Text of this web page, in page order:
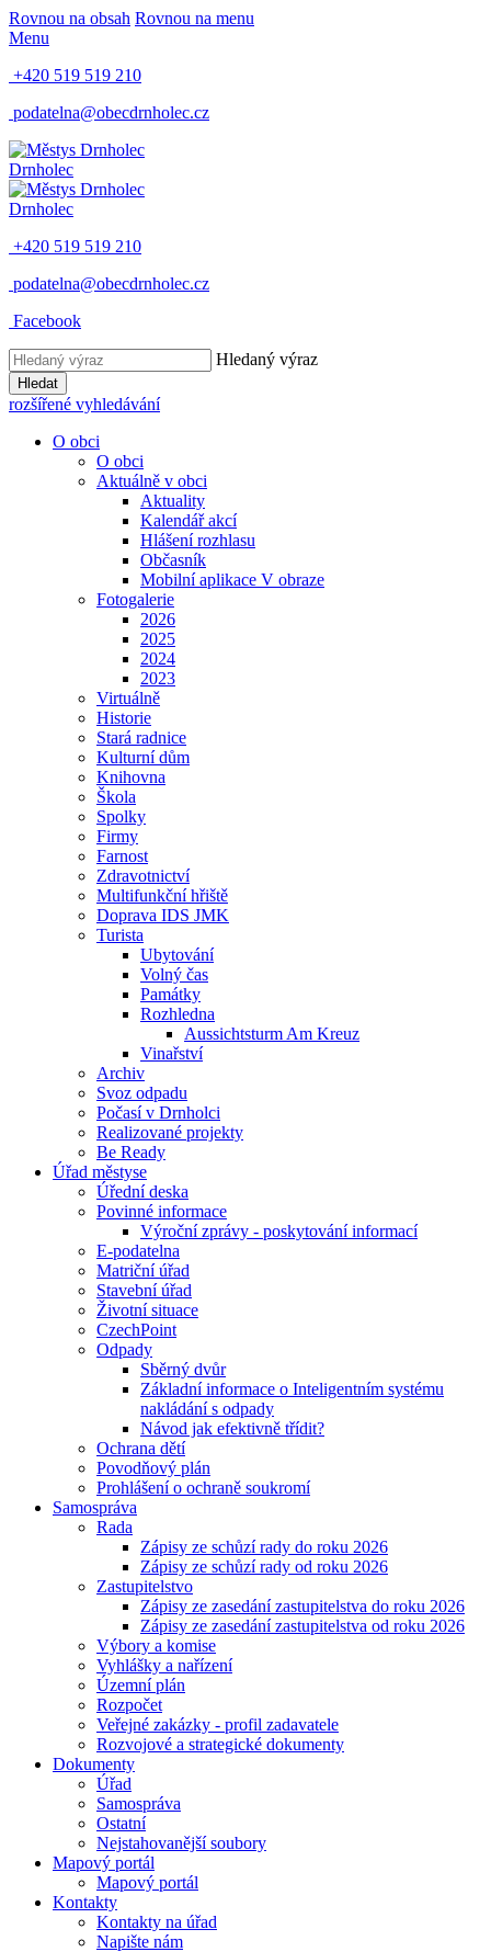
Rovnou na obsah Rovnou na menu
Menu
+420 519 519 210
podatelna@obecdrnholec.cz
Drnholec
Drnholec
+420 519 519 210
podatelna@obecdrnholec.cz
Facebook
Hledaný výraz
Hledat
rozšířené vyhledávání
O obci
O obci
Aktuálně v obci
Aktuality
Kalendář akcí
Hlášení rozhlasu
Občasník
Mobilní aplikace V obraze
Fotogalerie
2026
2025
2024
2023
Virtuálně
Historie
Stará radnice
Kulturní dům
Knihovna
Škola
Spolky
Firmy
Farnost
Zdravotnictví
Multifunkční hřiště
Doprava IDS JMK
Turista
Ubytování
Volný čas
Památky
Rozhledna
Aussichtsturm Am Kreuz
Vinařství
Archiv
Svoz odpadu
Počasí v Drnholci
Realizované projekty
Be Ready
Úřad městyse
Úřední deska
Povinné informace
Výroční zprávy - poskytování informací
E-podatelna
Matriční úřad
Stavební úřad
Životní situace
CzechPoint
Odpady
Sběrný dvůr
Základní informace o Inteligentním systému
nakládání s odpady
Návod jak efektivně třídit?
Ochrana dětí
Povodňový plán
Prohlášení o ochraně soukromí
Samospráva
Rada
Zápisy ze schůzí rady do roku 2026
Zápisy ze schůzí rady od roku 2026
Zastupitelstvo
Zápisy ze zasedání zastupitelstva do roku 2026
Zápisy ze zasedání zastupitelstva od roku 2026
Výbory a komise
Vyhlášky a nařízení
Územní plán
Rozpočet
Veřejné zakázky - profil zadavatele
Rozvojové a strategické dokumenty
Dokumenty
Úřad
Samospráva
Ostatní
Nejstahovanější soubory
Mapový portál
Mapový portál
Kontakty
Kontakty na úřad
Napište nám